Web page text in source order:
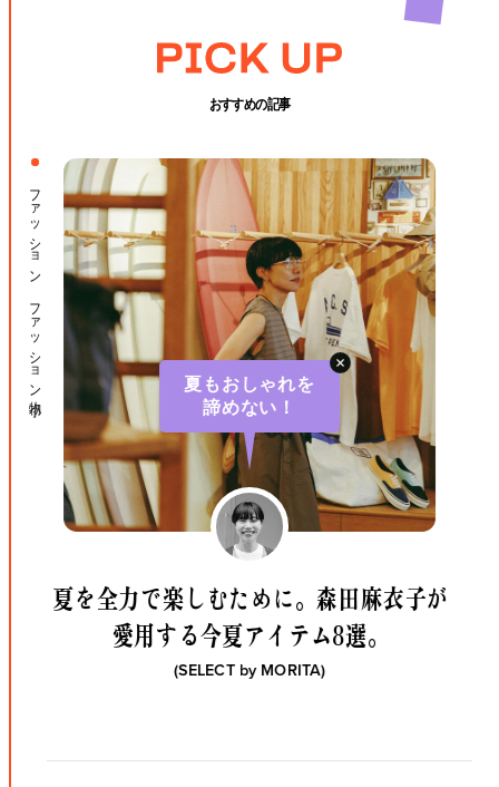
おすすめの記事
夏もおしゃれを
諦めない！
夏を全力で楽しむために。 森田麻衣子が
愛用する今夏アイテム8選。
(SELECT by MORITA)
ファッション ファッション小物